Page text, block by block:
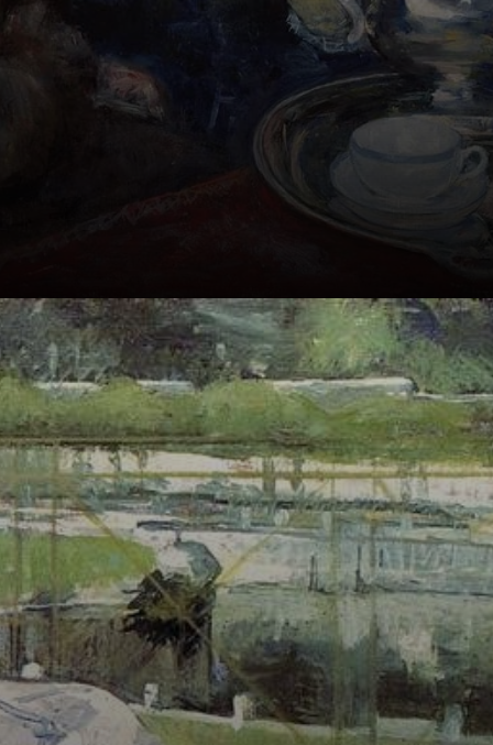
Zufluchtsort.
Ihr Pinsel
enthüllte die
Tragödie und
Schönheit des
Lebens der
Frauen im 19.
Jahrhundert.